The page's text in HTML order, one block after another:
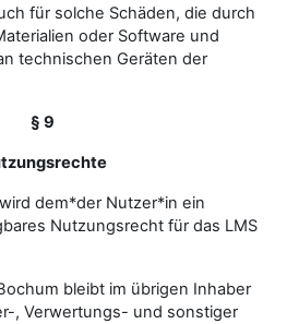
für solche Schäden, die durch
oder Software und
technischen Geräten der
§ 9
dem*der Nutzer*in ein
Nutzungsrecht für das LMS
bleibt im übrigen Inhaber
, Verwertungs- und sonstiger